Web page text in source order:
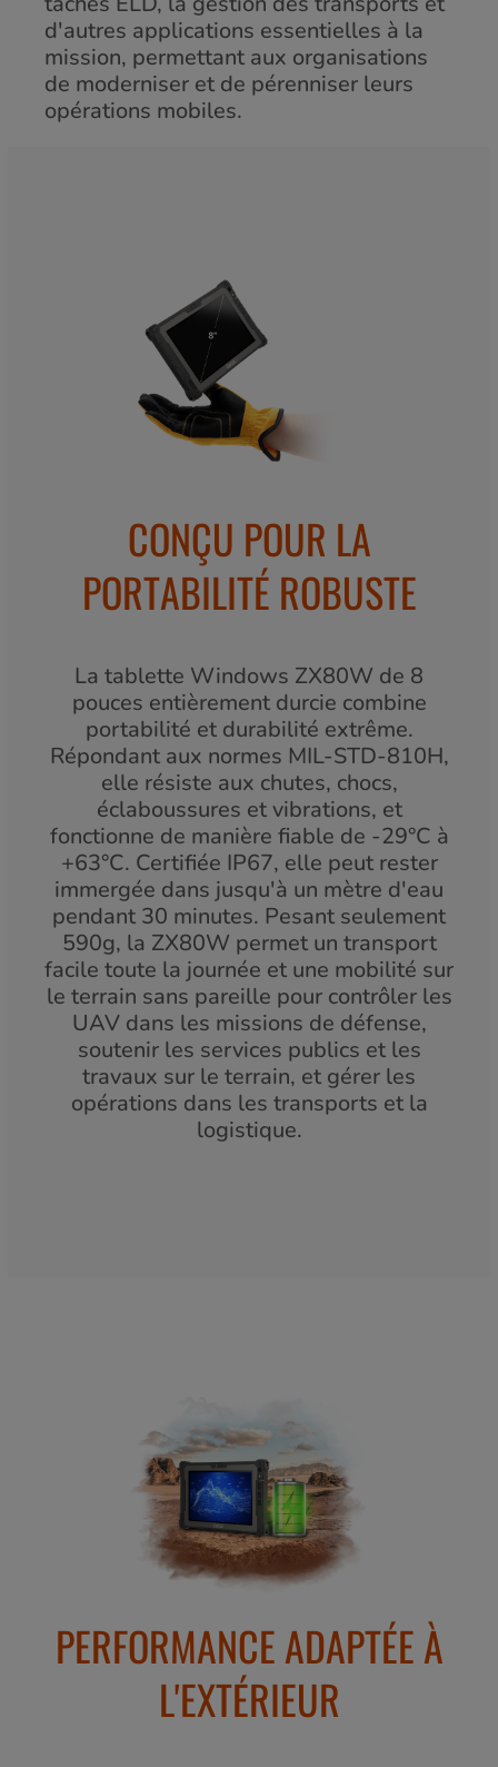
d'autres applications essentielles à la
mission, permettant aux organisations
de moderniser et de pérenniser leurs
opérations mobiles.
CONÇU POUR LA
PORTABILITÉ ROBUSTE
La tablette Windows ZX80W de 8
pouces entièrement durcie combine
portabilité et durabilité extrême.
Répondant aux normes MIL-STD-810H,
elle résiste aux chutes, chocs,
éclaboussures et vibrations, et
fonctionne de manière fiable de -29°C à
+63°C. Certifiée IP67, elle peut rester
immergée dans jusqu'à un mètre d'eau
pendant 30 minutes. Pesant seulement
590g, la ZX80W permet un transport
facile toute la journée et une mobilité sur
le terrain sans pareille pour contrôler les
UAV dans les missions de défense,
soutenir les services publics et les
travaux sur le terrain, et gérer les
opérations dans les transports et la
logistique.
PERFORMANCE ADAPTÉE À
L'EXTÉRIEUR